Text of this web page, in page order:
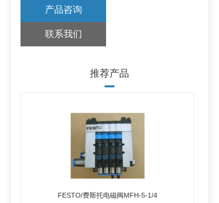
产品咨询
联系我们
推荐产品
FESTO/费斯托电磁阀MFH-5-1/4